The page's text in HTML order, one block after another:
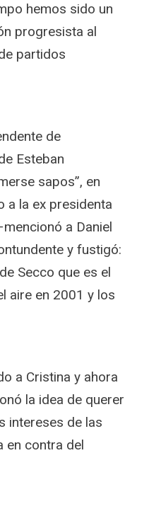
hemos sido un
progresista al
partidos
de
Esteban
sapos”, en
a la ex presidenta
a Daniel
y fustigó:
Secco que es el
aire en 2001 y los
a Cristina y ahora
la idea de querer
intereses de las
en contra del